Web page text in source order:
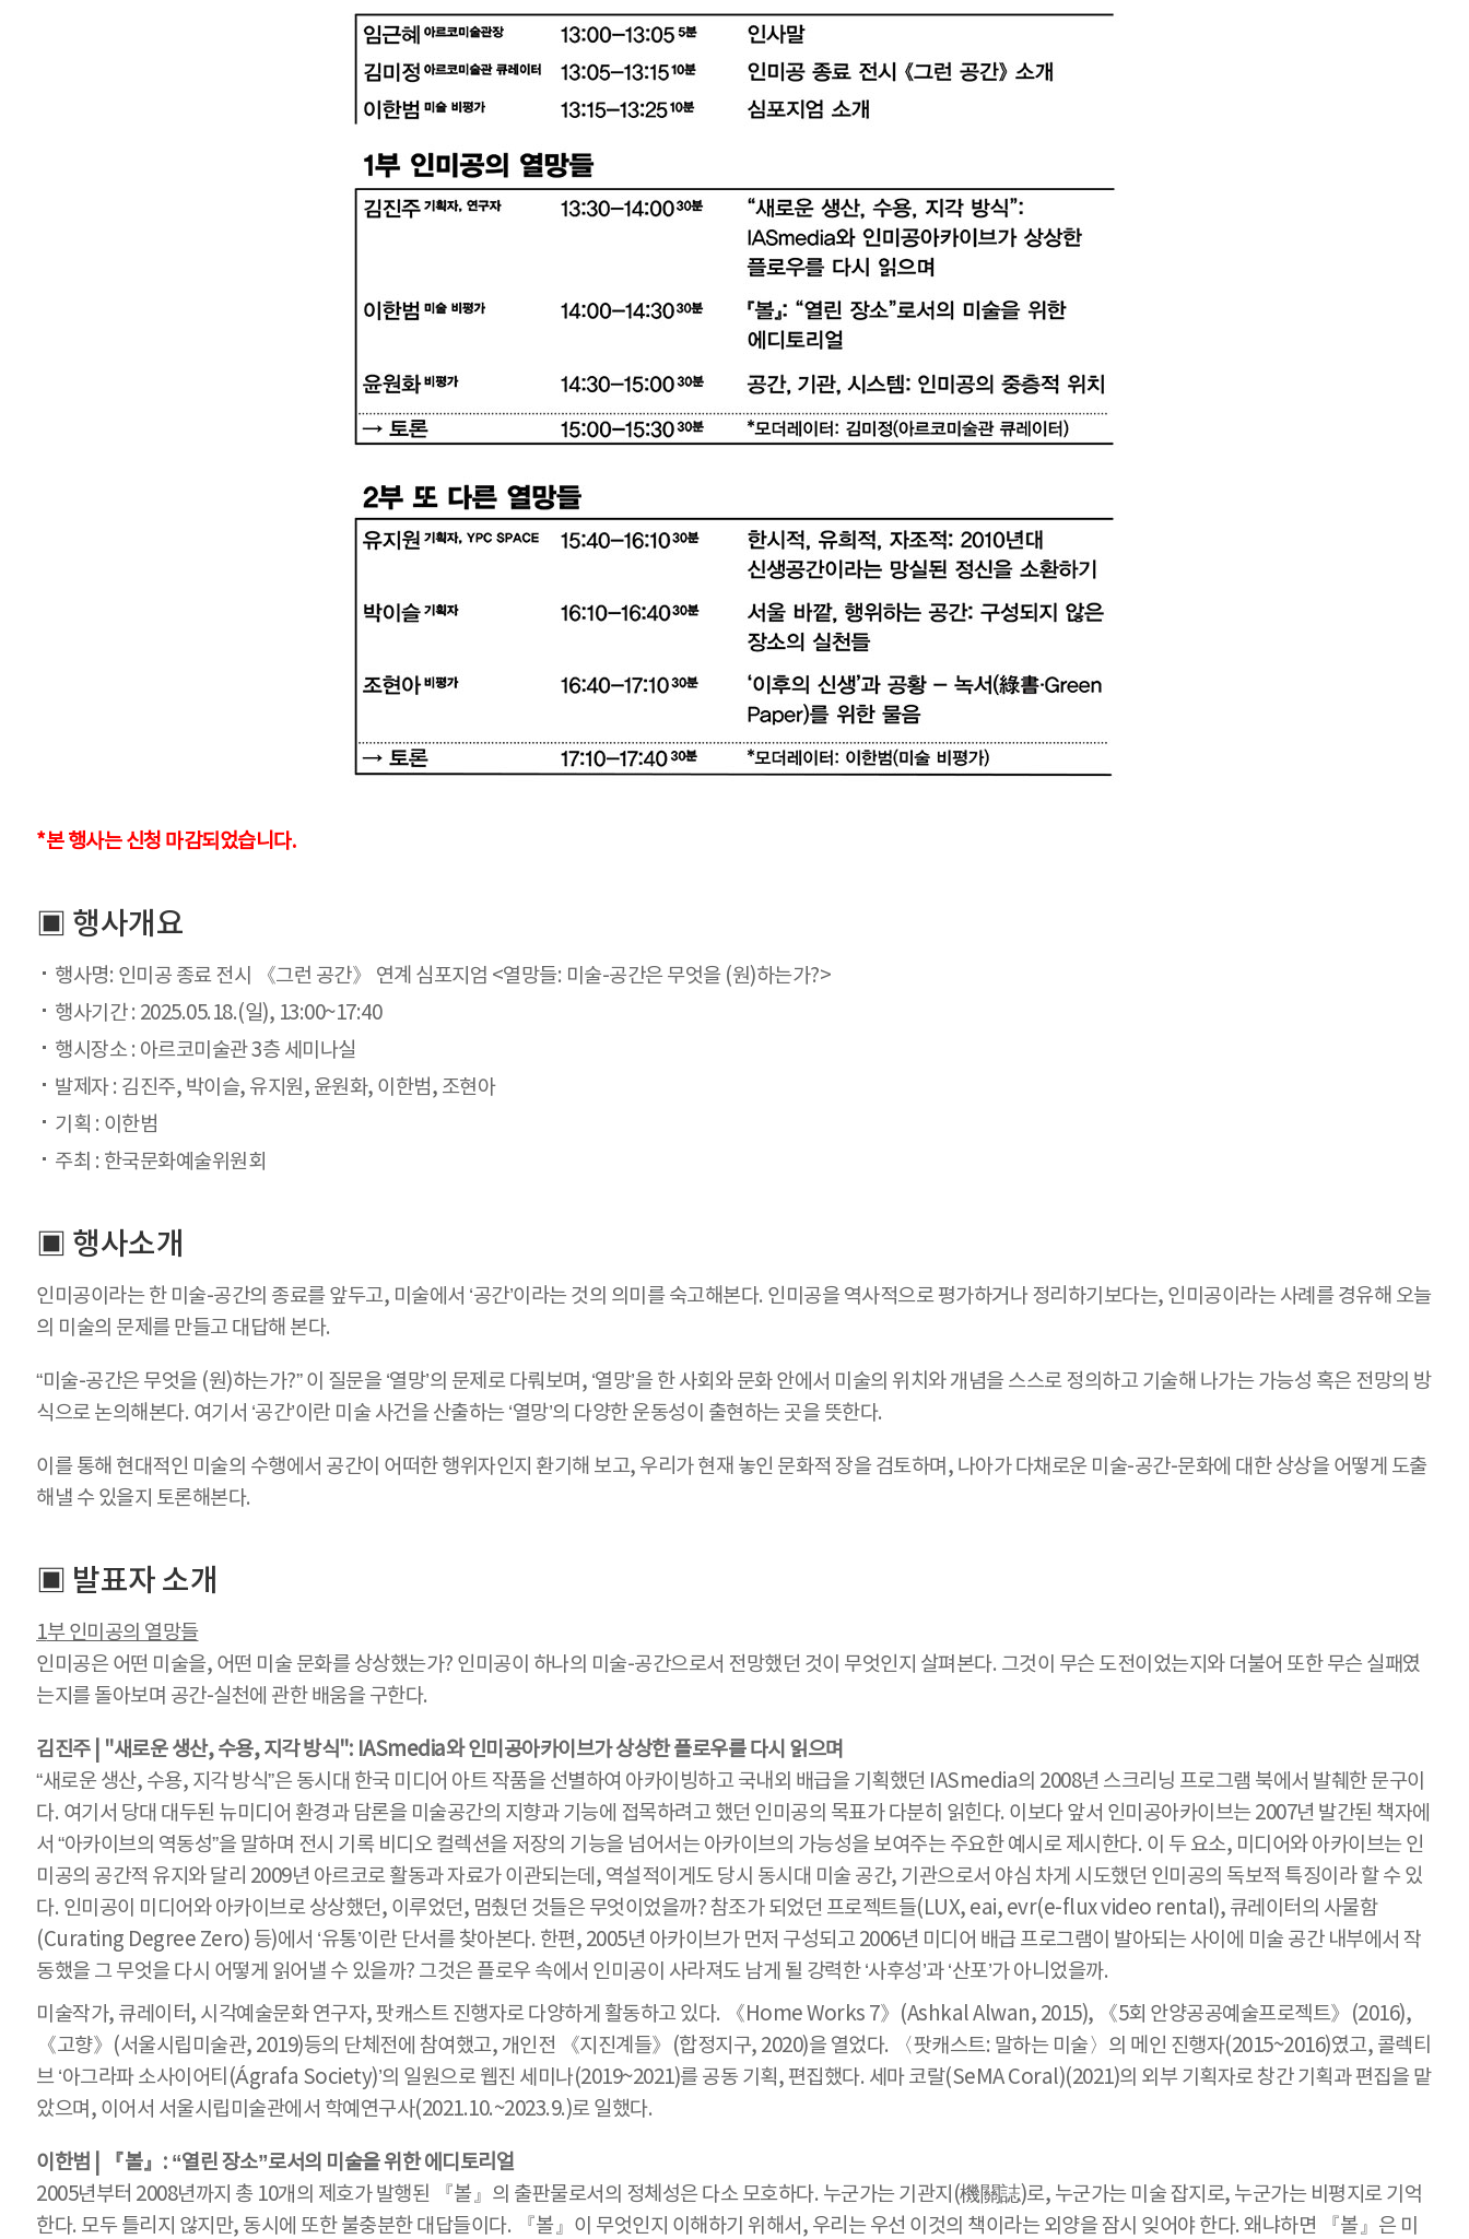
*본 행사는 신청 마감되었습니다.
▣ 행사개요
행사명: 인미공 종료 전시 《그런 공간》 연계 심포지엄 <열망들: 미술-공간은 무엇을 (원)하는가?>
행사기간 : 2025.05.18.(일), 13:00~17:40
행시장소 : 아르코미술관 3층 세미나실
발제자 : 김진주, 박이슬, 유지원, 윤원화, 이한범, 조현아
기획 : 이한범
주최 : 한국문화예술위원회
▣ 행사소개
인미공이라는 한 미술-공간의 종료를 앞두고, 미술에서 ‘공간’이라는 것의 의미를 숙고해본다. 인미공을 역사적으로 평가하거나 정리하기보다는, 인미공이라는 사례를 경유해 오늘
의 미술의 문제를 만들고 대답해 본다.
“미술-공간은 무엇을 (원)하는가?” 이 질문을 ‘열망’의 문제로 다뤄보며, ‘열망’을 한 사회와 문화 안에서 미술의 위치와 개념을 스스로 정의하고 기술해 나가는 가능성 혹은 전망의 방
식으로 논의해본다. 여기서 ‘공간’이란 미술 사건을 산출하는 ‘열망’의 다양한 운동성이 출현하는 곳을 뜻한다.
이를 통해 현대적인 미술의 수행에서 공간이 어떠한 행위자인지 환기해 보고, 우리가 현재 놓인 문화적 장을 검토하며, 나아가 다채로운 미술-공간-문화에 대한 상상을 어떻게 도출
해낼 수 있을지 토론해본다.
▣ 발표자 소개
1부 인미공의 열망들
인미공은 어떤 미술을, 어떤 미술 문화를 상상했는가? 인미공이 하나의 미술-공간으로서 전망했던 것이 무엇인지 살펴본다. 그것이 무슨 도전이었는지와 더불어 또한 무슨 실패였
는지를 돌아보며 공간-실천에 관한 배움을 구한다.
김진주 | "새로운 생산, 수용, 지각 방식": IASmedia와 인미공아카이브가 상상한 플로우를 다시 읽으며
“새로운 생산, 수용, 지각 방식”은 동시대 한국 미디어 아트 작품을 선별하여 아카이빙하고 국내외 배급을 기획했던 IASmedia의 2008년 스크리닝 프로그램 북에서 발췌한 문구이
다. 여기서 당대 대두된 뉴미디어 환경과 담론을 미술공간의 지향과 기능에 접목하려고 했던 인미공의 목표가 다분히 읽힌다. 이보다 앞서 인미공아카이브는 2007년 발간된 책자에
서 “아카이브의 역동성”을 말하며 전시 기록 비디오 컬렉션을 저장의 기능을 넘어서는 아카이브의 가능성을 보여주는 주요한 예시로 제시한다. 이 두 요소, 미디어와 아카이브는 인
미공의 공간적 유지와 달리 2009년 아르코로 활동과 자료가 이관되는데, 역설적이게도 당시 동시대 미술 공간, 기관으로서 야심 차게 시도했던 인미공의 독보적 특징이라 할 수 있
다. 인미공이 미디어와 아카이브로 상상했던, 이루었던, 멈췄던 것들은 무엇이었을까? 참조가 되었던 프로젝트들(LUX, eai, evr(e-flux video rental), 큐레이터의 사물함
(Curating Degree Zero) 등)에서 ‘유통’이란 단서를 찾아본다. 한편, 2005년 아카이브가 먼저 구성되고 2006년 미디어 배급 프로그램이 발아되는 사이에 미술 공간 내부에서 작
동했을 그 무엇을 다시 어떻게 읽어낼 수 있을까? 그것은 플로우 속에서 인미공이 사라져도 남게 될 강력한 ‘사후성’과 ‘산포’가 아니었을까.
미술작가, 큐레이터, 시각예술문화 연구자, 팟캐스트 진행자로 다양하게 활동하고 있다. 《Home Works 7》(Ashkal Alwan, 2015), 《5회 안양공공예술프로젝트》(2016),
《고향》(서울시립미술관, 2019)등의 단체전에 참여했고, 개인전 《지진계들》(합정지구, 2020)을 열었다. 〈팟캐스트: 말하는 미술〉의 메인 진행자(2015~2016)였고, 콜렉티
브 ‘아그라파 소사이어티(Ágrafa Society)’의 일원으로 웹진 세미나(2019~2021)를 공동 기획, 편집했다. 세마 코랄(SeMA Coral)(2021)의 외부 기획자로 창간 기획과 편집을 맡
았으며, 이어서 서울시립미술관에서 학예연구사(2021.10.~2023.9.)로 일했다.
이한범 | 『볼』: “열린 장소”로서의 미술을 위한 에디토리얼
2005년부터 2008년까지 총 10개의 제호가 발행된 『볼』의 출판물로서의 정체성은 다소 모호하다. 누군가는 기관지(機關誌)로, 누군가는 미술 잡지로, 누군가는 비평지로 기억
한다. 모두 틀리지 않지만, 동시에 또한 불충분한 대답들이다. 『볼』이 무엇인지 이해하기 위해서, 우리는 우선 이것의 책이라는 외양을 잠시 잊어야 한다. 왜냐하면 『볼』은 미